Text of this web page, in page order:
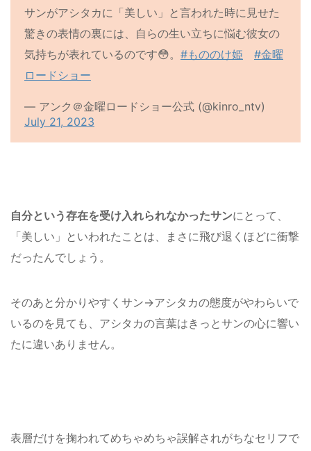
サンがアシタカに「美しい」と言われた時に見せた
驚きの表情の裏には、自らの生い立ちに悩む彼女の
気持ちが表れているのです😳。 #もののけ姫
#金曜
ロードショー
— アンク＠金曜ロードショー公式 (@kinro_ntv)
July 21, 2023
自分という存在を受け入れられなかったサンにとって、
「美しい」といわれたことは、まさに飛び退くほどに衝撃
だったんでしょう。
そのあと分かりやすくサン→アシタカの態度がやわらいで
いるのを見ても、アシタカの言葉はきっとサンの心に響い
たに違いありません。
表層だけを掬われてめちゃめちゃ誤解されがちなセリフで